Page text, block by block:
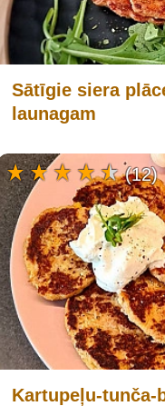
Sātīgie siera
launagam
Kartupeļu-tunča-
(12)